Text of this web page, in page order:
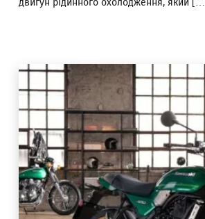
двигун рідинного охолодження, який […]